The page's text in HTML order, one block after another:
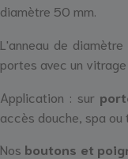
diamètre 50 mm.
L'anneau de
portes avec un vitrage
Application : sur
accès douche, spa
Nos boutons et